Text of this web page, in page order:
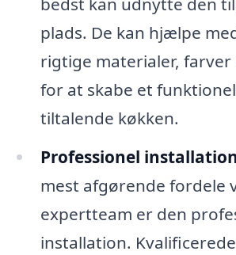
plads. De kan hjælpe
rigtige materialer,
for at skabe et
tiltalende køkken.
Professionel
mest afgørende fordele
expertteam er den
installation. Kvalificerede